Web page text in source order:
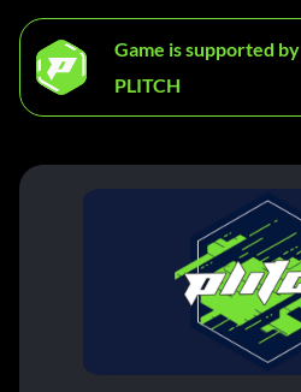
Game is supported by
PLITCH